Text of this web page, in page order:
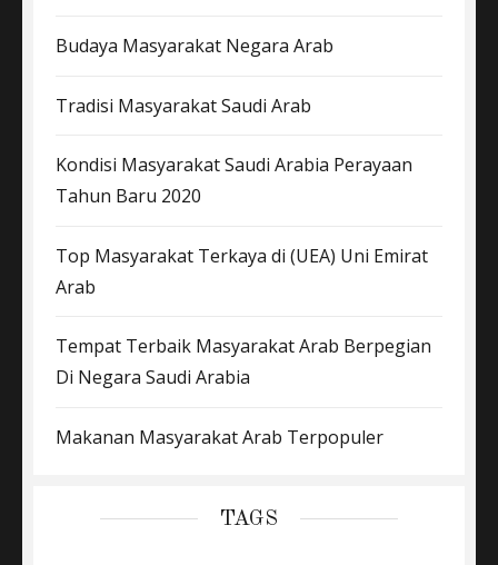
Budaya Masyarakat Negara Arab
Tradisi Masyarakat Saudi Arab
Kondisi Masyarakat Saudi Arabia Perayaan
Tahun Baru 2020
Top Masyarakat Terkaya di (UEA) Uni Emirat
Arab
Tempat Terbaik Masyarakat Arab Berpegian
Di Negara Saudi Arabia
Makanan Masyarakat Arab Terpopuler
TAGS